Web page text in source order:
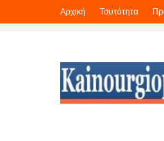
Αρχική Τσυτότητα